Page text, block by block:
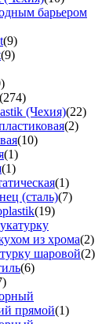
барьером
(9)
(9)
(274)
(Чехия)(22)
(2)
(10)
(1)
(1)
(1)
(сталь)(7)
(19)
из хрома(2)
шаровой(2)
(6)
прямой(1)